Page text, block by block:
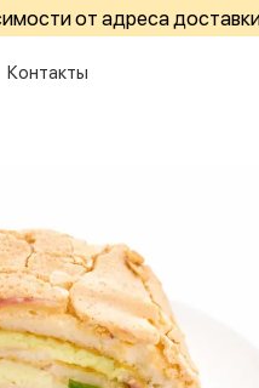
от адреса
Контакты